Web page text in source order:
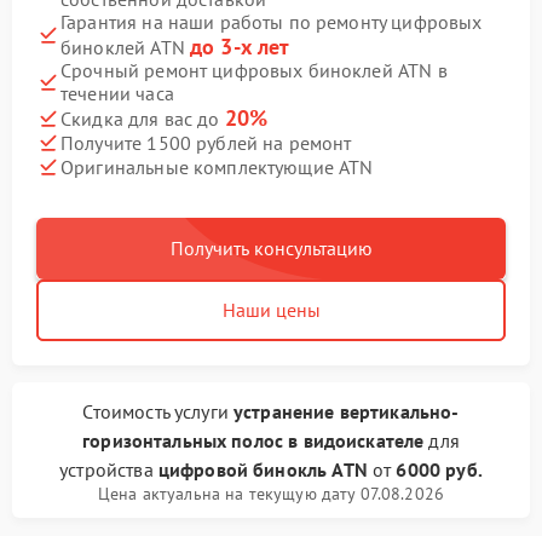
Гарантия на наши работы по ремонту цифровых
биноклей ATN до 3-х лет
Срочный ремонт цифровых биноклей ATN в
течении часа
Скидка для вас до 20%
Получите 1500 рублей на ремонт
Оригинальные комплектующие ATN
Получить консультацию
Наши цены
Стоимость услугиустранение вертикально-
горизонтальных полос в видоискателе для
устройства цифровой бинокль ATN от6000 руб.
Цена актуальна на текущую дату 07.08.2026